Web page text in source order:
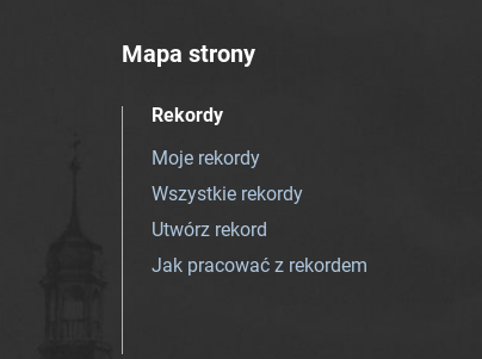
Mapa strony
Rekordy
Moje rekordy
Wszystkie rekordy
Utwórz rekord
Jak pracować z rekordem